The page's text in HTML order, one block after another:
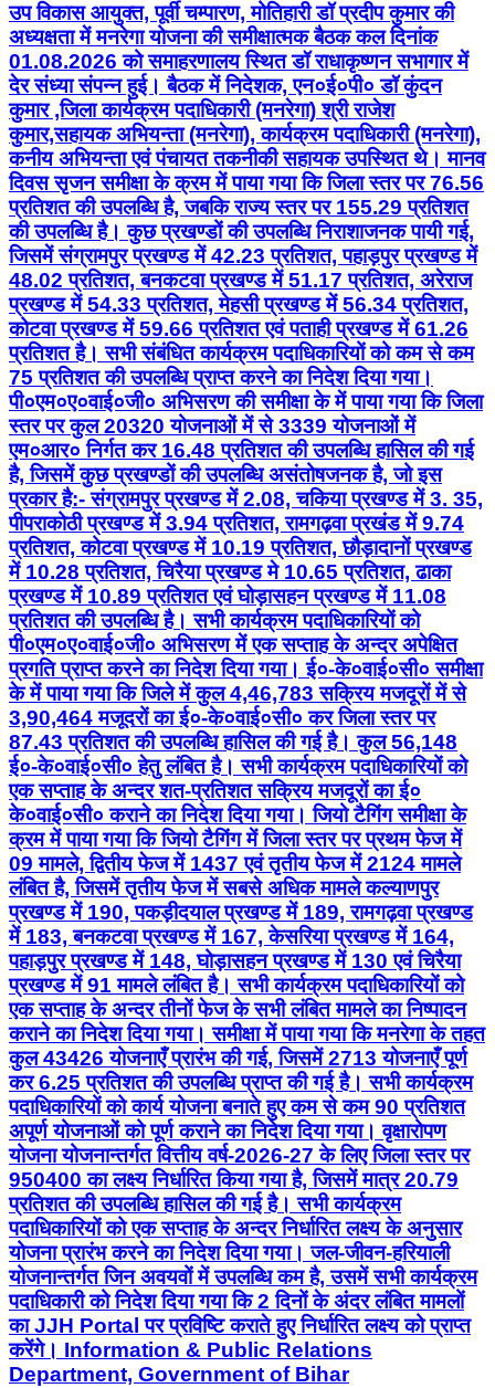
उप विकास आयुक्त, पूर्वी चम्पारण, मोतिहारी डॉ प्रदीप कुमार की
अध्यक्षता में मनरेगा योजना की समीक्षात्मक बैठक कल दिनांक
01.08.2026 को समाहरणालय स्थित डॉ राधाकृष्णन सभागार में
देर संध्या संपन्न हुई। बैठक में निदेशक, एन०ई०पी० डॉ कुंदन
कुमार ,जिला कार्यक्रम पदाधिकारी (मनरेगा) श्री राजेश
कुमार,सहायक अभियन्ता (मनरेगा), कार्यक्रम पदाधिकारी (मनरेगा),
कनीय अभियन्ता एवं पंचायत तकनीकी सहायक उपस्थित थे। मानव
दिवस सृजन समीक्षा के क्रम में पाया गया कि जिला स्तर पर 76.56
प्रतिशत की उपलब्धि है, जबकि राज्य स्तर पर 155.29 प्रतिशत
की उपलब्धि है। कुछ प्रखण्डों की उपलब्धि निराशाजनक पायी गई,
जिसमें संग्रामपुर प्रखण्ड में 42.23 प्रतिशत, पहाड़पुर प्रखण्ड में
48.02 प्रतिशत, बनकटवा प्रखण्ड में 51.17 प्रतिशत, अरेराज
प्रखण्ड में 54.33 प्रतिशत, मेहसी प्रखण्ड में 56.34 प्रतिशत,
कोटवा प्रखण्ड में 59.66 प्रतिशत एवं पताही प्रखण्ड में 61.26
प्रतिशत है। सभी संबंधित कार्यक्रम पदाधिकारियों को कम से कम
75 प्रतिशत की उपलब्धि प्राप्त करने का निदेश दिया गया।
पी०एम०ए०वाई०जी० अभिसरण की समीक्षा के में पाया गया कि जिला
स्तर पर कुल 20320 योजनाओं में से 3339 योजनाओं में
एम०आर० निर्गत कर 16.48 प्रतिशत की उपलब्धि हासिल की गई
है, जिसमें कुछ प्रखण्डों की उपलब्धि असंतोषजनक है, जो इस
प्रकार है:- संग्रामपुर प्रखण्ड में 2.08, चकिया प्रखण्ड में 3. 35,
पीपराकोठी प्रखण्ड में 3.94 प्रतिशत, रामगढ़वा प्रखंड में 9.74
प्रतिशत, कोटवा प्रखण्ड में 10.19 प्रतिशत, छौड़ादानों प्रखण्ड
में 10.28 प्रतिशत, चिरैया प्रखण्ड मे 10.65 प्रतिशत, ढाका
प्रखण्ड में 10.89 प्रतिशत एवं घोड़ासहन प्रखण्ड में 11.08
प्रतिशत की उपलब्धि है। सभी कार्यक्रम पदाधिकारियों को
पी०एम०ए०वाई०जी० अभिसरण में एक सप्ताह के अन्दर अपेक्षित
प्रगति प्राप्त करने का निदेश दिया गया। ई०-के०वाई०सी० समीक्षा
के में पाया गया कि जिले में कुल 4,46,783 सक्रिय मजदूरों में से
3,90,464 मजूदरों का ई०-के०वाई०सी० कर जिला स्तर पर
87.43 प्रतिशत की उपलब्धि हासिल की गई है। कुल 56,148
ई०-के०वाई०सी० हेतु लंबित है। सभी कार्यक्रम पदाधिकारियों को
एक सप्ताह के अन्दर शत-प्रतिशत सक्रिय मजदूरों का ई०
के०वाई०सी० कराने का निदेश दिया गया। जियो टैगिंग समीक्षा के
क्रम में पाया गया कि जियो टैगिंग में जिला स्तर पर प्रथम फेज में
09 मामले, द्वितीय फेज में 1437 एवं तृतीय फेज में 2124 मामले
लंबित है, जिसमें तृतीय फेज में सबसे अधिक मामले कल्याणपुर
प्रखण्ड में 190, पकड़ीदयाल प्रखण्ड में 189, रामगढ़वा प्रखण्ड
में 183, बनकटवा प्रखण्ड में 167, केसरिया प्रखण्ड में 164,
पहाड़पुर प्रखण्ड में 148, घोड़ासहन प्रखण्ड में 130 एवं चिरैया
प्रखण्ड में 91 मामले लंबित है। सभी कार्यक्रम पदाधिकारियों को
एक सप्ताह के अन्दर तीनों फेज के सभी लंबित मामले का निष्पादन
कराने का निदेश दिया गया। समीक्षा में पाया गया कि मनरेगा के तहत
कुल 43426 योजनाएँ प्रारंभ की गई, जिसमें 2713 योजनाएँ पूर्ण
कर 6.25 प्रतिशत की उपलब्धि प्राप्त की गई है। सभी कार्यक्रम
पदाधिकारियों को कार्य योजना बनाते हुए कम से कम 90 प्रतिशत
अपूर्ण योजनाओं को पूर्ण कराने का निदेश दिया गया। वृक्षारोपण
योजना योजनान्तर्गत वित्तीय वर्ष-2026-27 के लिए जिला स्तर पर
950400 का लक्ष्य निर्धारित किया गया है, जिसमें मात्र 20.79
प्रतिशत की उपलब्धि हासिल की गई है। सभी कार्यक्रम
पदाधिकारियों को एक सप्ताह के अन्दर निर्धारित लक्ष्य के अनुसार
योजना प्रारंभ करने का निदेश दिया गया। जल-जीवन-हरियाली
योजनान्तर्गत जिन अवयवों में उपलब्धि कम है, उसमें सभी कार्यक्रम
पदाधिकारी को निदेश दिया गया कि 2 दिनों के अंदर लंबित मामलों
का JJH Portal पर प्रविष्टि कराते हुए निर्धारित लक्ष्य को प्राप्त
करेंगे। Information & Public Relations
Department, Government of Bihar